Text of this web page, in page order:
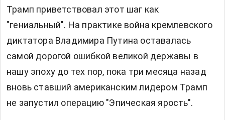
Трамп приветствовал этот шаг как
"гениальный". На практике война кремлевского
диктатора Владимира Путина оставалась
самой дорогой ошибкой великой державы в
нашу эпоху до тех пор, пока три месяца назад
вновь ставший американским лидером Трамп
не запустил операцию "Эпическая ярость".